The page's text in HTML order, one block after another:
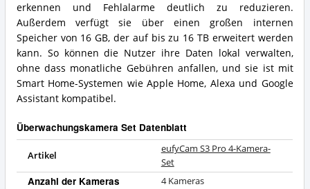
erkennen und Fehlalarme deutlich zu reduzieren.
Außerdem verfügt sie über einen großen internen
Speicher von 16 GB, der auf bis zu 16 TB erweitert werden
kann. So können die Nutzer ihre Daten lokal verwalten,
ohne dass monatliche Gebühren anfallen, und sie ist mit
Smart Home-Systemen wie Apple Home, Alexa und Google
Assistant kompatibel.
Überwachungskamera Set Datenblatt
Artikel
eufyCam S3 Pro 4-Kamera-
Set
Anzahl der Kameras 4 Kameras